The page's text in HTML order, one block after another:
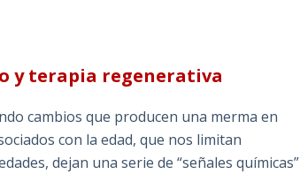
y terapia regenerativa
cambios que producen una merma en
con la edad, que nos limitan
dejan una serie de “señales químicas”